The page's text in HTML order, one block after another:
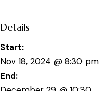
Details
Start:
Nov 18, 2024 @ 8:30 pm
End: